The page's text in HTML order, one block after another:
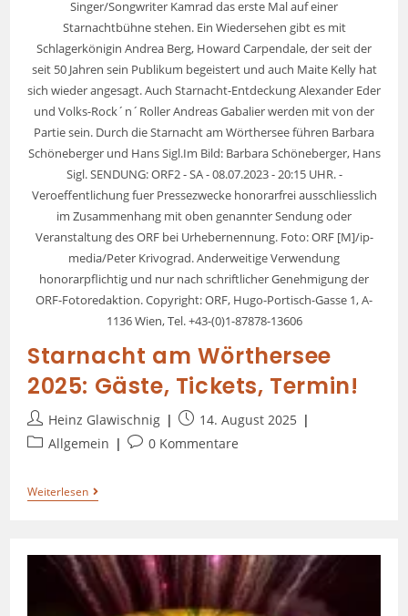
Singer/Songwriter Kamrad das erste Mal auf einer
Starnachtbühne stehen. Ein Wiedersehen gibt es mit
Schlagerkönigin Andrea Berg, Howard Carpendale, der seit der
seit 50 Jahren sein Publikum begeistert und auch Maite Kelly hat
sich wieder angesagt. Auch Starnacht-Entdeckung Alexander Eder
und Volks-Rock´n´Roller Andreas Gabalier werden mit von der
Partie sein. Durch die Starnacht am Wörthersee führen Barbara
Schöneberger und Hans Sigl.Im Bild: Barbara Schöneberger, Hans
Sigl. SENDUNG: ORF2 - SA - 08.07.2023 - 20:15 UHR. -
Veroeffentlichung fuer Pressezwecke honorarfrei ausschliesslich
im Zusammenhang mit oben genannter Sendung oder
Veranstaltung des ORF bei Urhebernennung. Foto: ORF [M]/ip-
media/Peter Krivograd. Anderweitige Verwendung
honorarpflichtig und nur nach schriftlicher Genehmigung der
ORF-Fotoredaktion. Copyright: ORF, Hugo-Portisch-Gasse 1, A-
1136 Wien, Tel. +43-(0)1-87878-13606
Starnacht am Wörthersee
2025: Gäste, Tickets, Termin!
Heinz Glawischnig
14. August 2025
Allgemein
0 Kommentare
Weiterlesen